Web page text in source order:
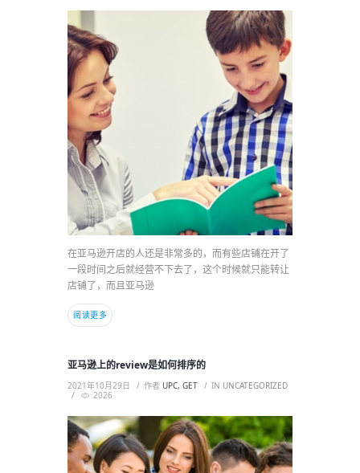
在亚马逊开店的人还是非常多的，而有些店铺在开了
一段时间之后就经营不下去了，这个时候就只能转让
店铺了，而且亚马逊
阅读更多
亚马逊上的review是如何排序的
2021年10月29日 作者 UPC, GET IN UNCATEGORIZED
2026